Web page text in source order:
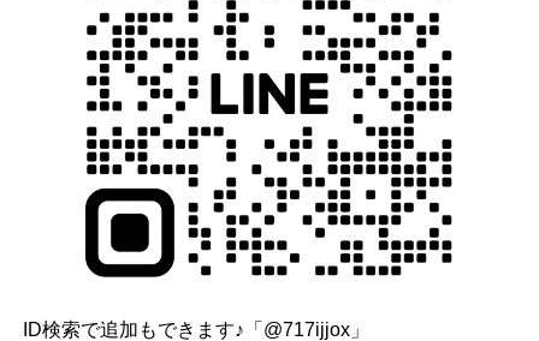
ID検索で追加もできます♪「@717ijjox」